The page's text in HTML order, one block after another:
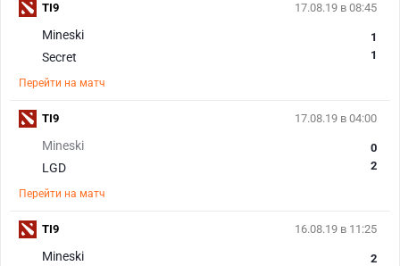
17.08.19 в 08:45
Mineski
Secret
1
1
Перейти на матч
TI9
17.08.19 в 04:00
Mineski
LGD
0
2
Перейти на матч
TI9
16.08.19 в 11:25
Mineski
2
TI9